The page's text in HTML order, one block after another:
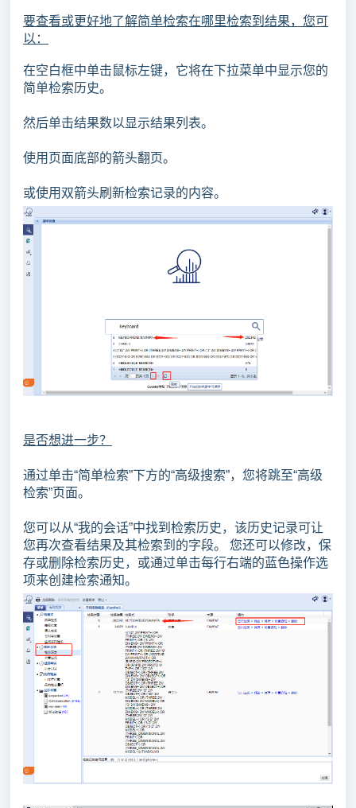
要查看或更好地了解简单检索在哪里检索到结果，您可
以：
在空白框中单击鼠标左键，它将在下拉菜单中显示您的
简单检索历史。
然后单击结果数以显示结果列表。
使用页面底部的箭头翻页。
或使用双箭头刷新检索记录的内容。
是否想进一步？
通过单击“简单检索”下方的“高级搜索”，您将跳至“高级
检索”页面。
您可以从“我的会话”中找到检索历史，该历史记录可让
您再次查看结果及其检索到的字段。 您还可以修改，保
存或删除检索历史，或通过单击每行右端的蓝色操作选
项来创建检索通知。